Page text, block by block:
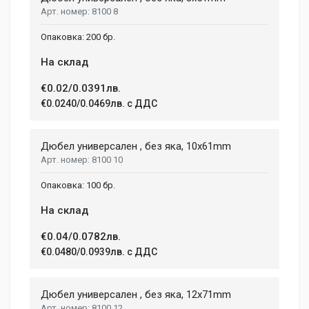
99 mm
207 mm
Duis ac lectus scelerisque quam blandit egestas. Pellentesque
hendrerit eros laoreet suscipit ultrices.
Review Stars
8100 8
200 бр.
На склад
€0.02/0.0391лв.
€0.0240/0.0469лв. с ДДС
Дюбел универсален , без яка, 10x61mm
8100 10
100 бр.
На склад
€0.04/0.0782лв.
€0.0480/0.0939лв. с ДДС
Дюбел универсален , без яка, 12x71mm